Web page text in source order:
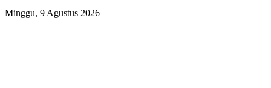
Minggu, 9 Agustus 2026